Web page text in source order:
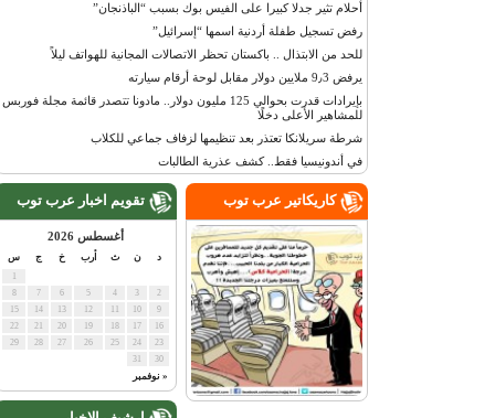
أحلام تثير جدلا كبيرا على الفيس بوك بسبب “الباذنجان”
رفض تسجيل طفلة أردنية اسمها “إسرائيل”
للحد من الابتذال .. باكستان تحظر الاتصالات المجانية للهواتف ليلاً
يرفض 9٫3 ملايين دولار مقابل لوحة أرقام سيارته
بإيرادات قدرت بحوالي 125 مليون دولار.. مادونا تتصدر قائمة مجلة فوربس
للمشاهير الأعلى دخلًا
شرطة سريلانكا تعتذر بعد تنظيمها لزفاف جماعي للكلاب
في أندونيسيا فقط.. كشف عذرية الطالبات
تقويم اخبار عرب توب
أغسطس 2026
أرب س
« نوفمبر
كاريكاتير عرب توب